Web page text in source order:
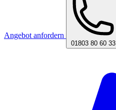
Angebot anfordern
01803 80 60 33